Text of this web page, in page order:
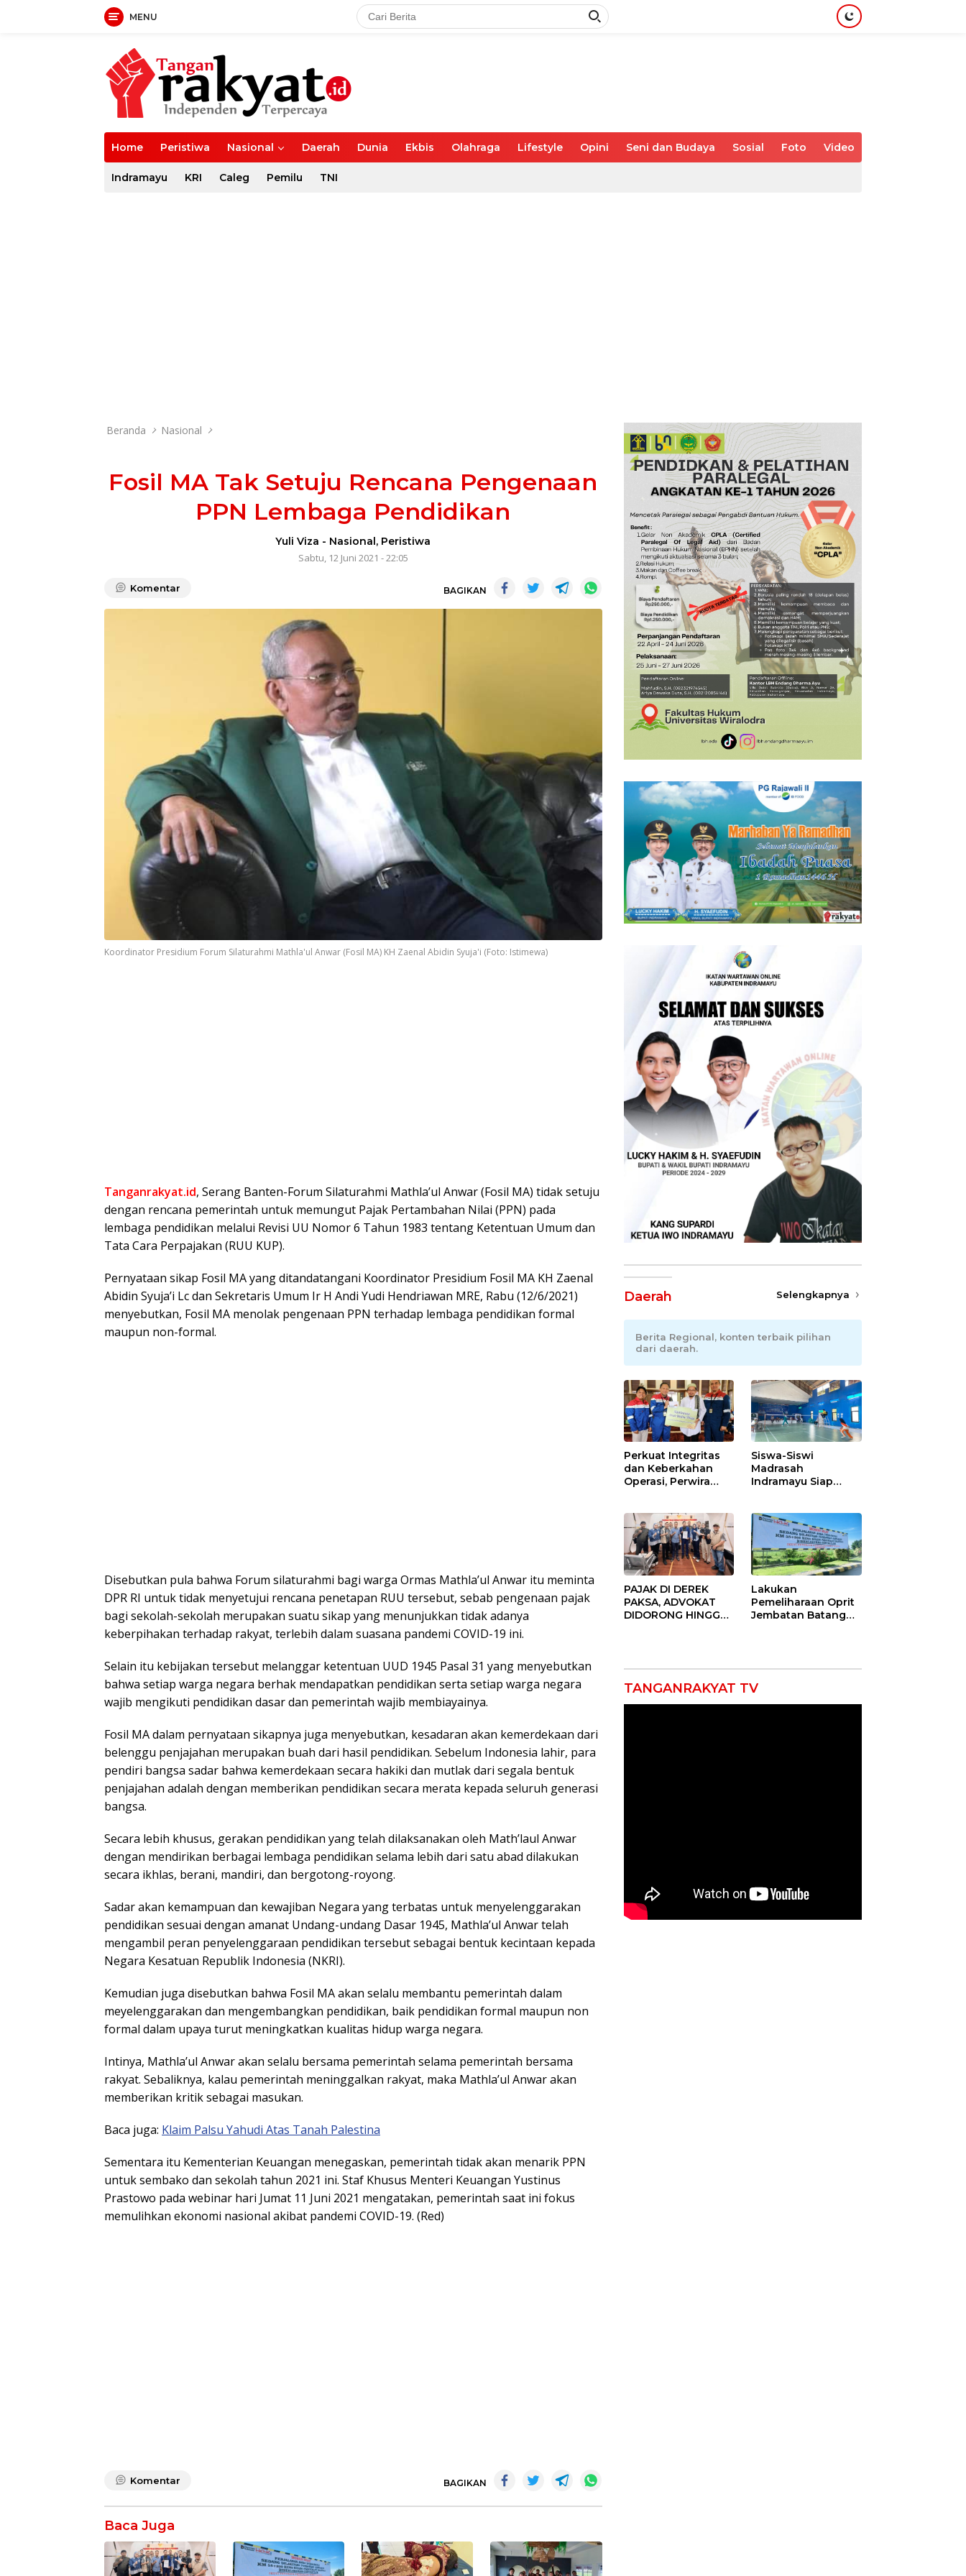
MENU
Home Peristiwa Nasional Daerah Dunia Ekbis Olahraga Lifestyle Opini Seni dan Budaya Sosial Foto Video
Indramayu KRI Caleg Pemilu TNI
Beranda Nasional
Fosil MA Tak Setuju Rencana Pengenaan
PPN Lembaga Pendidikan
Yuli Viza - Nasional, Peristiwa
Sabtu, 12 Juni 2021 - 22:05
Komentar BAGIKAN
Koordinator Presidium Forum Silaturahmi Mathla'ul Anwar (Fosil MA) KH Zaenal Abidin Syuja'i (Foto: Istimewa)
Tanganrakyat.id, Serang Banten-Forum Silaturahmi Mathla’ul Anwar (Fosil MA) tidak setuju
dengan rencana pemerintah untuk memungut Pajak Pertambahan Nilai (PPN) pada
lembaga pendidikan melalui Revisi UU Nomor 6 Tahun 1983 tentang Ketentuan Umum dan
Tata Cara Perpajakan (RUU KUP).
Pernyataan sikap Fosil MA yang ditandatangani Koordinator Presidium Fosil MA KH Zaenal
Abidin Syuja’i Lc dan Sekretaris Umum Ir H Andi Yudi Hendriawan MRE, Rabu (12/6/2021)
menyebutkan, Fosil MA menolak pengenaan PPN terhadap lembaga pendidikan formal
maupun non-formal.
Disebutkan pula bahwa Forum silaturahmi bagi warga Ormas Mathla’ul Anwar itu meminta
DPR RI untuk tidak menyetujui rencana penetapan RUU tersebut, sebab pengenaan pajak
bagi sekolah-sekolah merupakan suatu sikap yang menunjukkan tidak adanya
keberpihakan terhadap rakyat, terlebih dalam suasana pandemi COVID-19 ini.
Selain itu kebijakan tersebut melanggar ketentuan UUD 1945 Pasal 31 yang menyebutkan
bahwa setiap warga negara berhak mendapatkan pendidikan serta setiap warga negara
wajib mengikuti pendidikan dasar dan pemerintah wajib membiayainya.
Fosil MA dalam pernyataan sikapnya juga menyebutkan, kesadaran akan kemerdekaan dari
belenggu penjajahan merupakan buah dari hasil pendidikan. Sebelum Indonesia lahir, para
pendiri bangsa sadar bahwa kemerdekaan secara hakiki dan mutlak dari segala bentuk
penjajahan adalah dengan memberikan pendidikan secara merata kepada seluruh generasi
bangsa.
Secara lebih khusus, gerakan pendidikan yang telah dilaksanakan oleh Math’laul Anwar
dengan mendirikan berbagai lembaga pendidikan selama lebih dari satu abad dilakukan
secara ikhlas, berani, mandiri, dan bergotong-royong.
Sadar akan kemampuan dan kewajiban Negara yang terbatas untuk menyelenggarakan
pendidikan sesuai dengan amanat Undang-undang Dasar 1945, Mathla’ul Anwar telah
mengambil peran penyelenggaraan pendidikan tersebut sebagai bentuk kecintaan kepada
Negara Kesatuan Republik Indonesia (NKRI).
Kemudian juga disebutkan bahwa Fosil MA akan selalu membantu pemerintah dalam
meyelenggarakan dan mengembangkan pendidikan, baik pendidikan formal maupun non
formal dalam upaya turut meningkatkan kualitas hidup warga negara.
Intinya, Mathla’ul Anwar akan selalu bersama pemerintah selama pemerintah bersama
rakyat. Sebaliknya, kalau pemerintah meninggalkan rakyat, maka Mathla’ul Anwar akan
memberikan kritik sebagai masukan.
Baca juga: Klaim Palsu Yahudi Atas Tanah Palestina
Sementara itu Kementerian Keuangan menegaskan, pemerintah tidak akan menarik PPN
untuk sembako dan sekolah tahun 2021 ini. Staf Khusus Menteri Keuangan Yustinus
Prastowo pada webinar hari Jumat 11 Juni 2021 mengatakan, pemerintah saat ini fokus
memulihkan ekonomi nasional akibat pandemi COVID-19. (Red)
Komentar BAGIKAN
Baca Juga
Daerah Selengkapnya
Berita Regional, konten terbaik pilihan
dari daerah.
Perkuat Integritas
dan Keberkahan
Operasi, Perwira
Siswa-Siswi
Madrasah
Indramayu Siap
Provinsi 2026
PAJAK DI DEREK
PAKSA, ADVOKAT
DIDORONG HINGGA
Ngamuk Kepung
Lakukan
Pemeliharaan Oprit
Jembatan Batang
Tol Binjai–Langsa
TANGANRAKYAT TV